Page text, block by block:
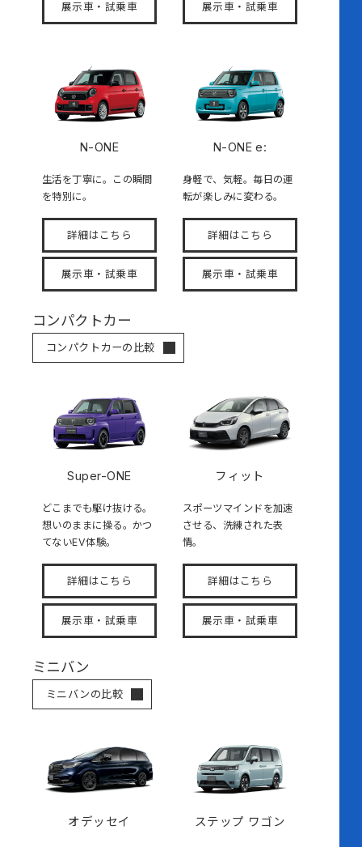
展示車・試乗車 展示車・試乗車
N-ONE
生活を丁寧に。この瞬間
を特別に。
詳細はこちら
展示車・試乗車
N-ONE e:
身軽で、気軽。毎日の運
転が楽しみに変わる。
詳細はこちら
展示車・試乗車
コンパクトカー
コンパクトカーの比較
Super-ONE
どこまでも駆け抜ける。
想いのままに操る。かつ
てないEV体験。
詳細はこちら
展示車・試乗車
フィット
スポーツマインドを加速
させる、洗練された表
情。
詳細はこちら
展示車・試乗車
ミニバン
ミニバンの比較
オデッセイ ステップ ワゴン